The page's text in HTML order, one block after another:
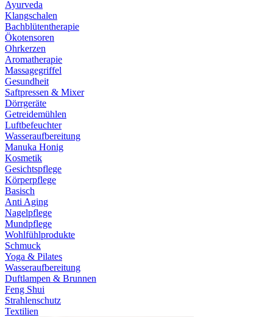
Ayurveda
Klangschalen
Bachblütentherapie
Ökotensoren
Ohrkerzen
Aromatherapie
Massagegriffel
Gesundheit
Saftpressen & Mixer
Dörrgeräte
Getreidemühlen
Luftbefeuchter
Wasseraufbereitung
Manuka Honig
Kosmetik
Gesichtspflege
Körperpflege
Basisch
Anti Aging
Nagelpflege
Mundpflege
Wohlfühlprodukte
Schmuck
Yoga & Pilates
Wasseraufbereitung
Duftlampen & Brunnen
Feng Shui
Strahlenschutz
Textilien